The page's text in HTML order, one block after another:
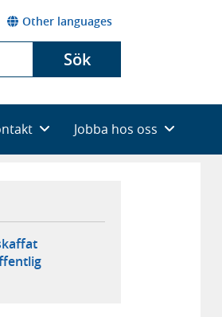
Other languages
Sök
Jobba hos oss